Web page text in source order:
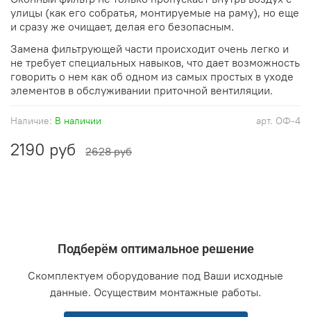
арт. ОФ-4
Наличие: В наличии
2190 руб 2628 руб
улицы (как его собратья, монтируемые на раму), но еще
и сразу же очищает, делая его безопасным.
Замена фильтрующей части происходит очень легко и
не требует специальных навыков, что дает возможность
говорить о нем как об одном из самых простых в уходе
элементов в обслуживании приточной вентиляции.
Подберём оптимальное решение
Скомплектуем оборудование под Ваши исходные
данные. Осуществим монтажные работы.